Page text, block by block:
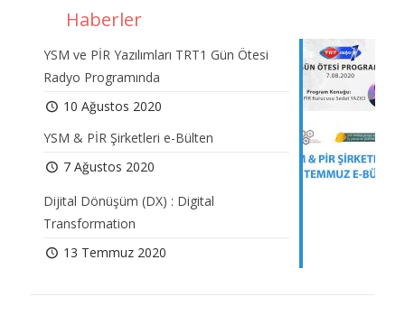
Haberler
YSM ve PİR Yazılımları TRT1 Gün Ötesi
Radyo Programında
10 Ağustos 2020
YSM & PİR Şirketleri e-Bülten
7 Ağustos 2020
Dijital Dönüşüm (DX) : Digital
Transformation
13 Temmuz 2020